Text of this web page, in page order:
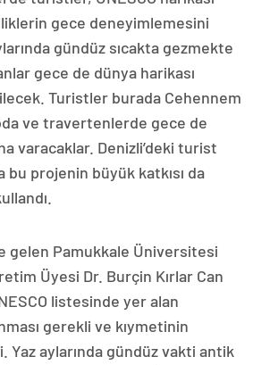
gece deneyimlemesini
gündüz sıcakta gezmekte
gece de dünya harikası
Turistler burada Cehennem
ve travertenlerde gece de
varacaklar. Denizli’deki turist
bu projenin büyük katkısı da
gelen Pamukkale Üniversitesi
Üyesi Dr. Burçin Kırlar Can
listesinde yer alan
gerekli ve kıymetinin
Yaz aylarında gündüz vakti antik